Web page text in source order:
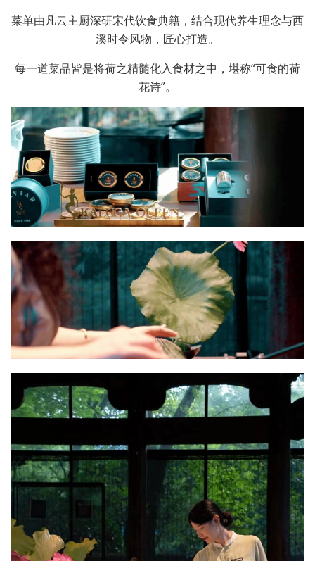
菜单由凡云主厨深研宋代饮食典籍，结合现代养生理念与西
溪时令风物，匠心打造。
每一道菜品皆是将荷之精髓化入食材之中，堪称“可食的荷
花诗”。